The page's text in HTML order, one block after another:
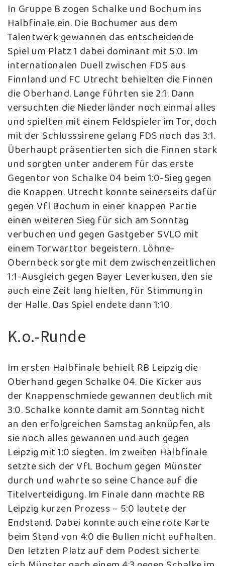
In Gruppe B zogen Schalke und Bochum ins
Halbfinale ein. Die Bochumer aus dem
Talentwerk gewannen das entscheidende
Spiel um Platz 1 dabei dominant mit 5:0. Im
internationalen Duell zwischen FDS aus
Finnland und FC Utrecht behielten die Finnen
die Oberhand. Lange führten sie 2:1. Dann
versuchten die Niederländer noch einmal alles
und spielten mit einem Feldspieler im Tor, doch
mit der Schlusssirene gelang FDS noch das 3:1.
Überhaupt präsentierten sich die Finnen stark
und sorgten unter anderem für das erste
Gegentor von Schalke 04 beim 1:0-Sieg gegen
die Knappen. Utrecht konnte seinerseits dafür
gegen Vfl Bochum in einer knappen Partie
einen weiteren Sieg für sich am Sonntag
verbuchen und gegen Gastgeber SVLO mit
einem Torwarttor begeistern. Löhne-
Obernbeck sorgte mit dem zwischenzeitlichen
1:1-Ausgleich gegen Bayer Leverkusen, den sie
auch eine Zeit lang hielten, für Stimmung in
der Halle. Das Spiel endete dann 1:10.
K.o.-Runde
Im ersten Halbfinale behielt RB Leipzig die
Oberhand gegen Schalke 04. Die Kicker aus
der Knappenschmiede gewannen deutlich mit
3:0. Schalke konnte damit am Sonntag nicht
an den erfolgreichen Samstag anknüpfen, als
sie noch alles gewannen und auch gegen
Leipzig mit 1:0 siegten. Im zweiten Halbfinale
setzte sich der VfL Bochum gegen Münster
durch und wahrte so seine Chance auf die
Titelverteidigung. Im Finale dann machte RB
Leipzig kurzen Prozess – 5:0 lautete der
Endstand. Dabei konnte auch eine rote Karte
beim Stand von 4:0 die Bullen nicht aufhalten.
Den letzten Platz auf dem Podest sicherte